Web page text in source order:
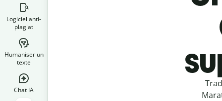
Logiciel anti-
plagiat
Humaniser un
texte
Chat IA